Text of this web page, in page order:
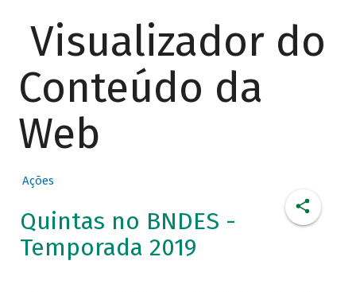
Visualizador do
Conteúdo da
Web
Ações
Quintas no BNDES -
Temporada 2019